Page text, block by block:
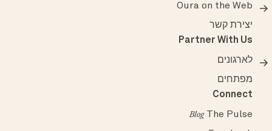
Oura on the Web
יצירת קשר
Partner With Us
לארגונים
מפתחים
Connect
The Pulse
Blog